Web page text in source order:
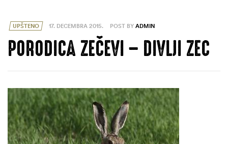
UPŠTENO 17. DECEMBRA 2015. POST BY ADMIN
PORODICA ZEČEVI – DIVLJI ZEC